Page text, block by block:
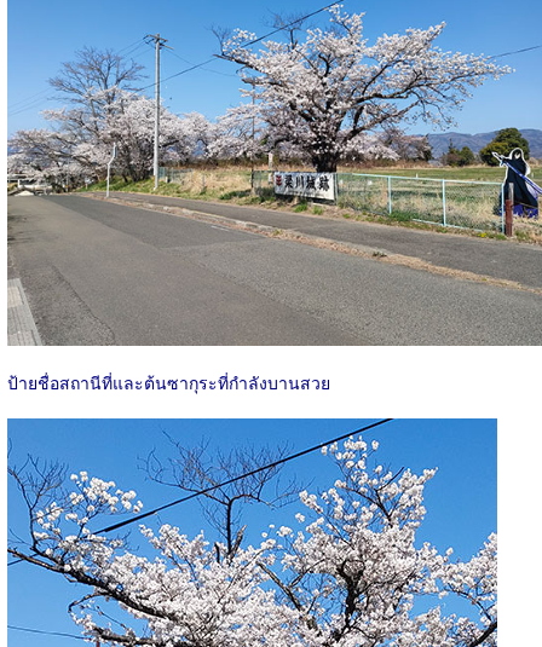
ป้ายชื่อสถานีที่และต้นซากุระที่กำลังบานสวย